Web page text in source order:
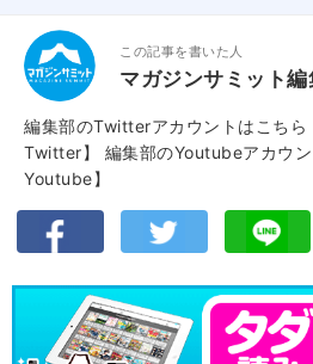
この記事を書いた人
マガジンサミット編
編集部のTwitterアカウントはこちら
Twitter】
編集部のYoutubeアカウ
Youtube】